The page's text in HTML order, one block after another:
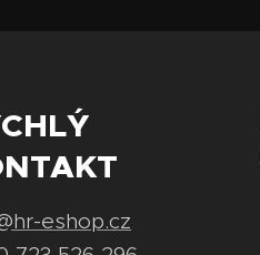
eshop.cz